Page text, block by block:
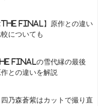
The Final】原作との違い
についても
Finalの雪代縁の最後
との違いを解説
乃森蒼紫はカットで撮り直